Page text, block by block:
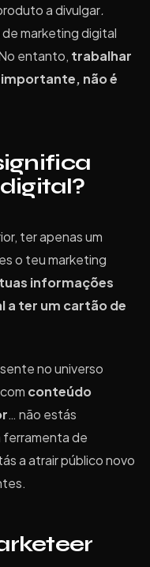
a divulgar.
marketing digital
entanto, trabalhar
não é
ter apenas um
o teu marketing
informações
a ter um cartão de
no universo
conteúdo
… não estás
ferramenta de
a atrair público novo